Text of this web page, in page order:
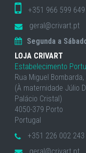
+351 966 599
geral@crivart.pt
Segunda a
LOJA CRIVART
Estabelecimento
Rua Miguel Bombarda,
(À maternidade Júlio
Palácio Cristal)
4050-379 Porto
Portugal
+351 226 002